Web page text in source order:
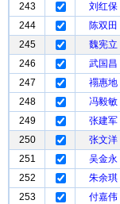
243
刘红保
244
陈双田
245
魏宪立
246
武国昌
247
禤惠地
248
冯毅敏
249
张建军
250
张文洋
251
吴金永
252
朱余琪
253
付嘉伟